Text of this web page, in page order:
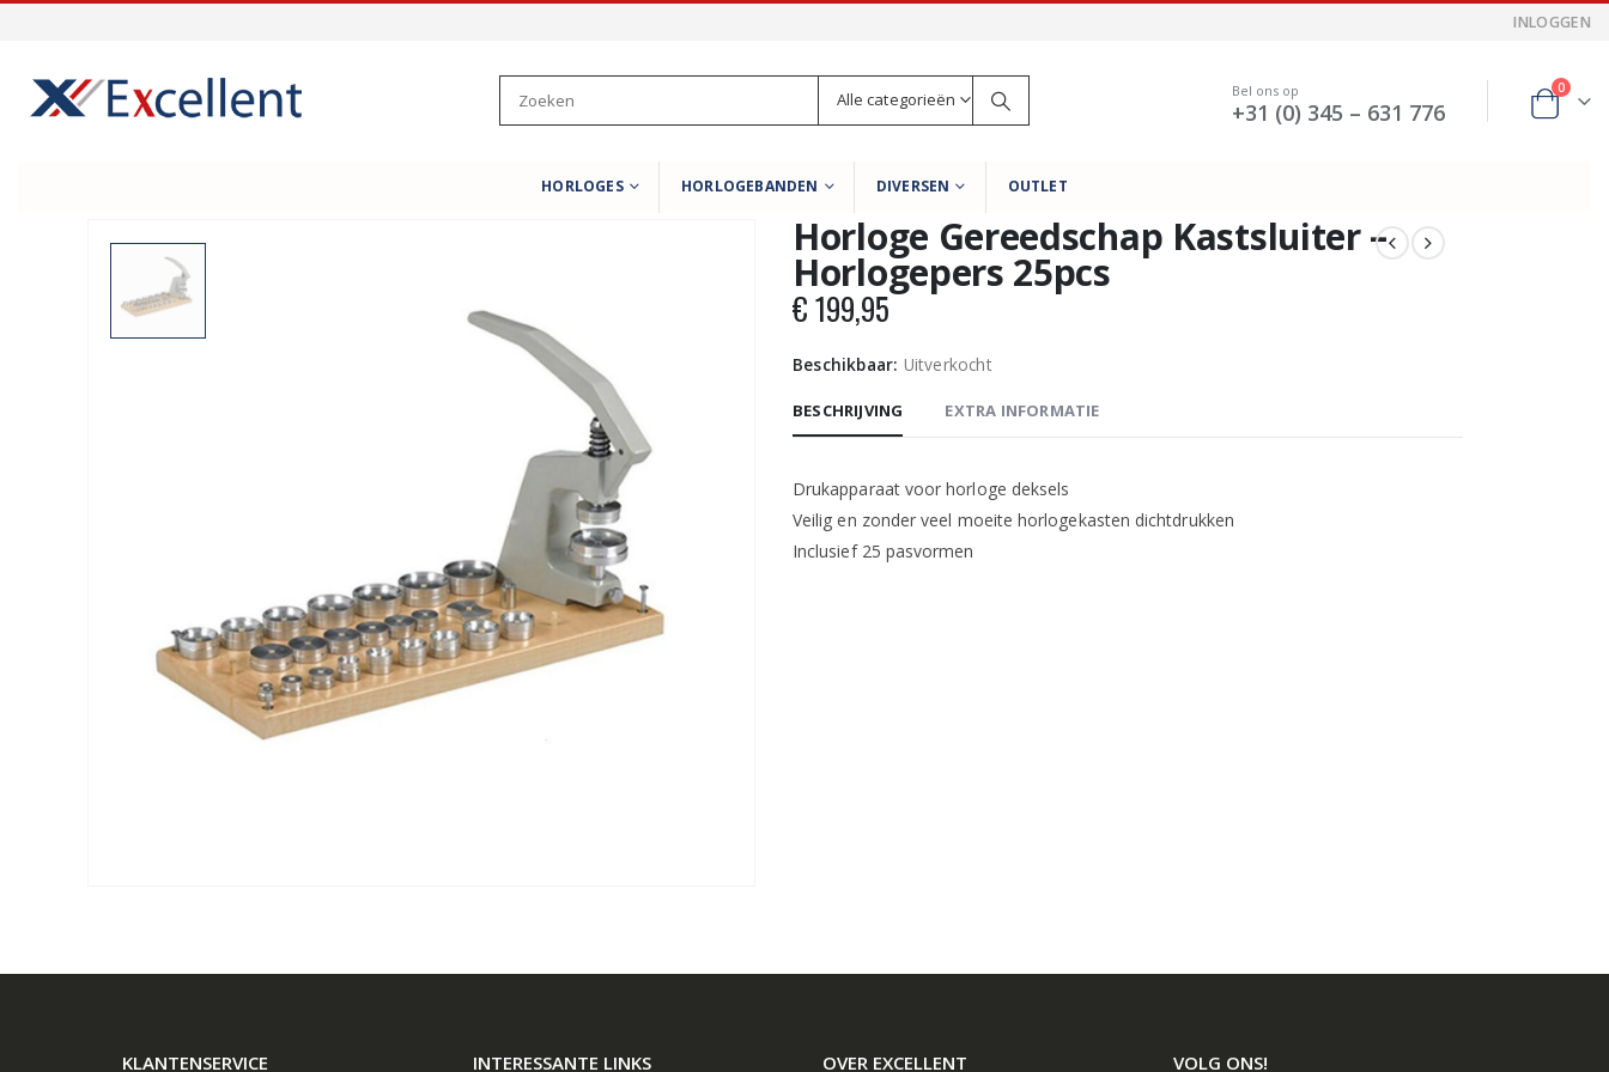
INLOGGEN
Alle categorieën Bel ons op
+31 (0) 345 – 631 776
0
HORLOGES HORLOGEBANDEN DIVERSEN OUTLET
Horloge Gereedschap Kastsluiter –
Horlogepers 25pcs
€199,95
Beschikbaar: Uitverkocht
BESCHRIJVING EXTRA INFORMATIE
Drukapparaat voor horloge deksels
Veilig en zonder veel moeite horlogekasten dichtdrukken
Inclusief 25 pasvormen
KLANTENSERVICE INTERESSANTE LINKS OVER EXCELLENT VOLG ONS!